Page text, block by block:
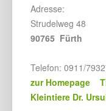
Adresse:
Strudelweg 48
90765 Fürth
Telefon: 0911/
zur Homepage
Kleintiere Dr.